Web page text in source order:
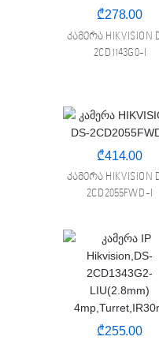
₾278.00
კამერა HIKVISION
2CD1143G0-I
₾414.00
კამერა HIKVISION
2CD2055FWD-I
₾255.00